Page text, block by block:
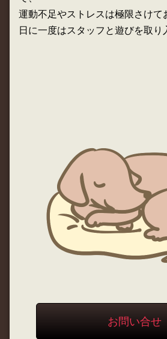
運動不足やストレスは極限さけて
日に一度はスタッフと遊びを取り
お問い合せ